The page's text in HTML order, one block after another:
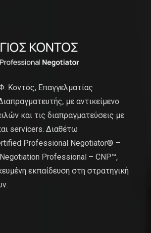
Κοντός, Επαγγελματίας
με αντικείμενο
και τις διαπραγματεύσεις με
servicers. Διαθέτω
Professional Negotiator® –
Professional – CNP™,
εκπαίδευση στη στρατηγική